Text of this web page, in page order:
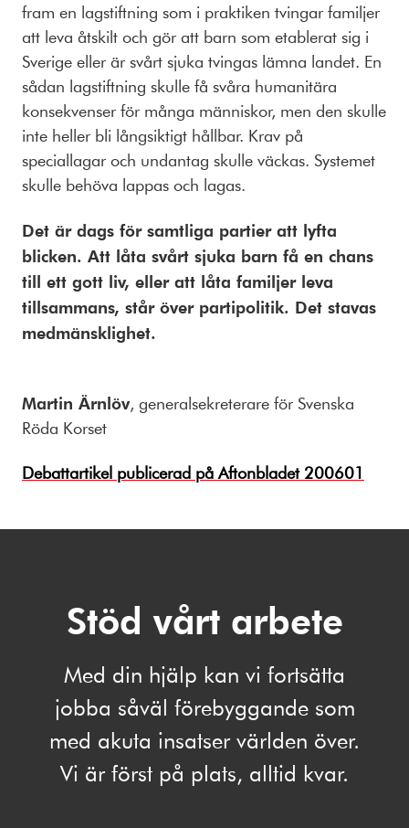
fram en lagstiftning som i praktiken tvingar familjer
att leva åtskilt och gör att barn som etablerat sig i
Sverige eller är svårt sjuka tvingas lämna landet. En
sådan lagstiftning skulle få svåra humanitära
konsekvenser för många människor, men den skulle
inte heller bli långsiktigt hållbar. Krav på
speciallagar och undantag skulle väckas. Systemet
skulle behöva lappas och lagas.
Det är dags för samtliga partier att lyfta
blicken. Att låta svårt sjuka barn få en chans
till ett gott liv, eller att låta familjer leva
tillsammans, står över partipolitik. Det stavas
medmänsklighet.
Martin Ärnlöv, generalsekreterare för Svenska
Röda Korset
Debattartikel publicerad på Aftonbladet 200601
Stöd vårt arbete
Med din hjälp kan vi fortsätta
jobba såväl förebyggande som
med akuta insatser världen över.
Vi är först på plats, alltid kvar.